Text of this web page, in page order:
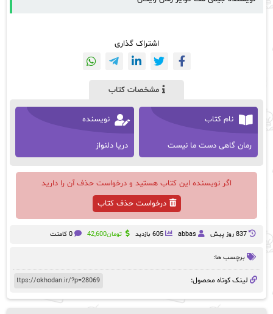
اشتراک گذاری
مشخصات کتاب
نام کتاب
رمان گاهی دست ما نیست
نویسنده
دریا دلنواز
اگر نویسنده این کتاب هستید و درخواست حذف آن را دارید
درخواست حذف کتاب
837 روز پيش abbas 605 بازدید تومان42,600 0 کامنت
برچسب ها:
لینک کوتاه محصول: